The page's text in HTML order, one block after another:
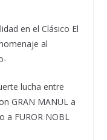
en el Clásico El
al
lucha entre
GRAN MANUL a
FUROR NOBL